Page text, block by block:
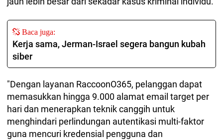
Baca juga:
Kerja sama, Jerman-Israel segera bangun kubah
siber
"Dengan layanan RaccoonO365, pelanggan dapat
memasukkan hingga 9.000 alamat email target per
hari dan menerapkan teknik canggih untuk
menghindari perlindungan autentikasi multi-faktor
guna mencuri kredensial pengguna dan